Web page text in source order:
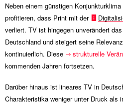
Neben einem günstigen
profitieren, dass Print mit der
verliert. TV ist hingegen unverändert
Deutschland und steigert seine
kontinuierlich. Diese
strukturelle
kommenden Jahren fortsetzen.
Darüber hinaus ist lineares TV in
Charakteristika weniger unter Druck als